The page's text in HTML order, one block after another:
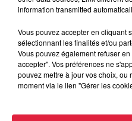
Le Mix
Le Mix
information transmitted
Vous pouvez accepter en cliquant
sélectionnant les finalités et/ou
Vous pouvez également refuser
accepter". Vos préférences ne
pouvez mettre à jour vos choix, ou
moment via le lien "Gérer les